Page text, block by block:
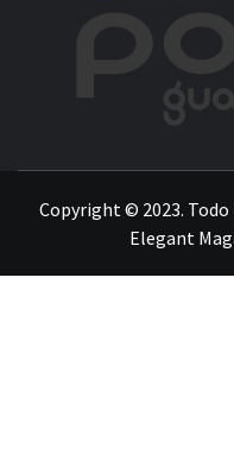
Copyright © 2023. Todo
Elegant